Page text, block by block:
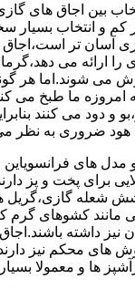
بین اجاق های
کم و انتخاب بسیار
آسان تر است،اجاق
را ارائه می
می شوند.اما هر
امروزه ما طبخ می
و دود می کنند
هود ضروری به نظر
مدل های
برای پخت و پز
شش شعله گازی،گریل
مانند کشوهای گرم
نیز داشته
های محکم نیز
ها و معمولا